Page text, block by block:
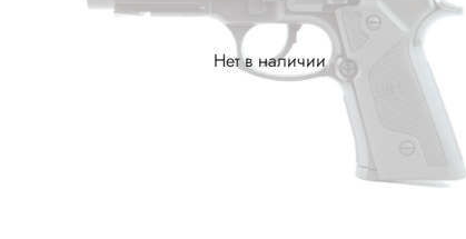
Нет в наличии